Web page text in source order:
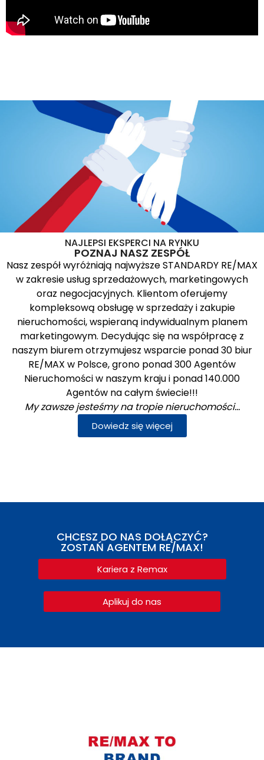
NAJLEPSI EKSPERCI NA RYNKU
POZNAJ NASZ ZESPÓŁ
Nasz zespół wyróżniają najwyższe STANDARDY RE/MAX
w zakresie usług sprzedażowych, marketingowych
oraz negocjacyjnych. Klientom oferujemy
kompleksową obsługę w sprzedaży i zakupie
nieruchomości, wspieraną indywidualnym planem
marketingowym. Decydując się na współpracę z
naszym biurem otrzymujesz wsparcie ponad 30 biur
RE/MAX w Polsce, grono ponad 300 Agentów
Nieruchomości w naszym kraju i ponad 140.000
Agentów na całym świecie!!!
My zawsze jesteśmy na tropie nieruchomości…
Dowiedz się więcej
CHCESZ DO NAS DOŁĄCZYĆ?
ZOSTAŃ AGENTEM RE/MAX!
Kariera z Remax
Aplikuj do nas